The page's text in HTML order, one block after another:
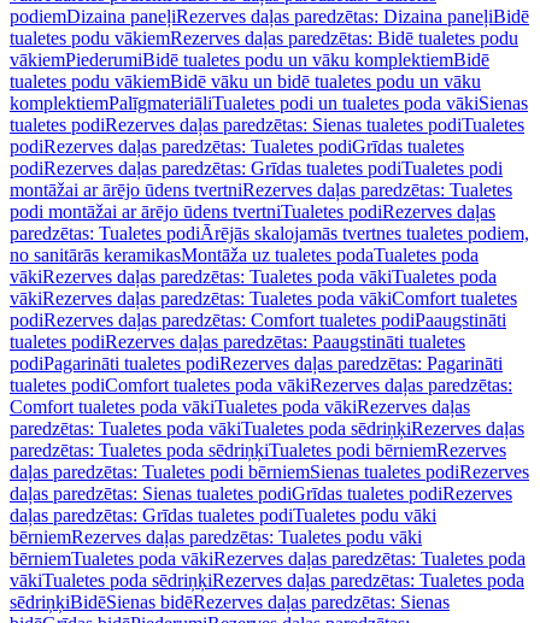
podiemDizaina paneļiRezerves daļas paredzētas: Dizaina paneļiBidē
tualetes podu vākiemRezerves daļas paredzētas: Bidē tualetes podu
vākiemPiederumiBidē tualetes podu un vāku komplektiemBidē
tualetes podu vākiemBidē vāku un bidē tualetes podu un vāku
komplektiemPalīgmateriāliTualetes podi un tualetes poda vākiSienas
tualetes podiRezerves daļas paredzētas: Sienas tualetes podiTualetes
podiRezerves daļas paredzētas: Tualetes podiGrīdas tualetes
podiRezerves daļas paredzētas: Grīdas tualetes podiTualetes podi
montāžai ar ārējo ūdens tvertniRezerves daļas paredzētas: Tualetes
podi montāžai ar ārējo ūdens tvertniTualetes podiRezerves daļas
paredzētas: Tualetes podiĀrējās skalojamās tvertnes tualetes podiem,
no sanitārās keramikasMontāža uz tualetes podaTualetes poda
vākiRezerves daļas paredzētas: Tualetes poda vākiTualetes poda
vākiRezerves daļas paredzētas: Tualetes poda vākiComfort tualetes
podiRezerves daļas paredzētas: Comfort tualetes podiPaaugstināti
tualetes podiRezerves daļas paredzētas: Paaugstināti tualetes
podiPagarināti tualetes podiRezerves daļas paredzētas: Pagarināti
tualetes podiComfort tualetes poda vākiRezerves daļas paredzētas:
Comfort tualetes poda vākiTualetes poda vākiRezerves daļas
paredzētas: Tualetes poda vākiTualetes poda sēdriņķiRezerves daļas
paredzētas: Tualetes poda sēdriņķiTualetes podi bērniemRezerves
daļas paredzētas: Tualetes podi bērniemSienas tualetes podiRezerves
daļas paredzētas: Sienas tualetes podiGrīdas tualetes podiRezerves
daļas paredzētas: Grīdas tualetes podiTualetes podu vāki
bērniemRezerves daļas paredzētas: Tualetes podu vāki
bērniemTualetes poda vākiRezerves daļas paredzētas: Tualetes poda
vākiTualetes poda sēdriņķiRezerves daļas paredzētas: Tualetes poda
sēdriņķiBidēSienas bidēRezerves daļas paredzētas: Sienas